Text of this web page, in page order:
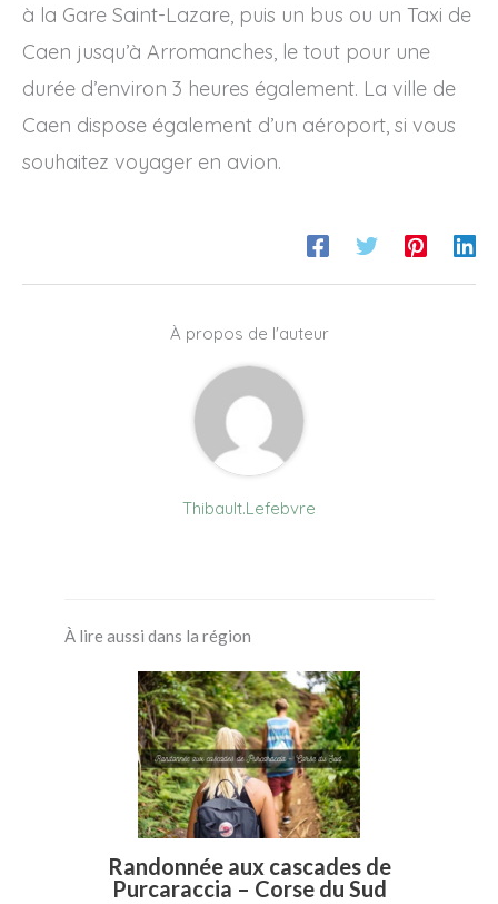
à la Gare Saint-Lazare, puis un bus ou un Taxi de
Caen jusqu’à Arromanches, le tout pour une
durée d’environ 3 heures également. La ville de
Caen dispose également d’un aéroport, si vous
souhaitez voyager en avion.
À propos de l'auteur
Thibault.Lefebvre
À lire aussi dans la région
Randonnée aux cascades de
Purcaraccia – Corse du Sud